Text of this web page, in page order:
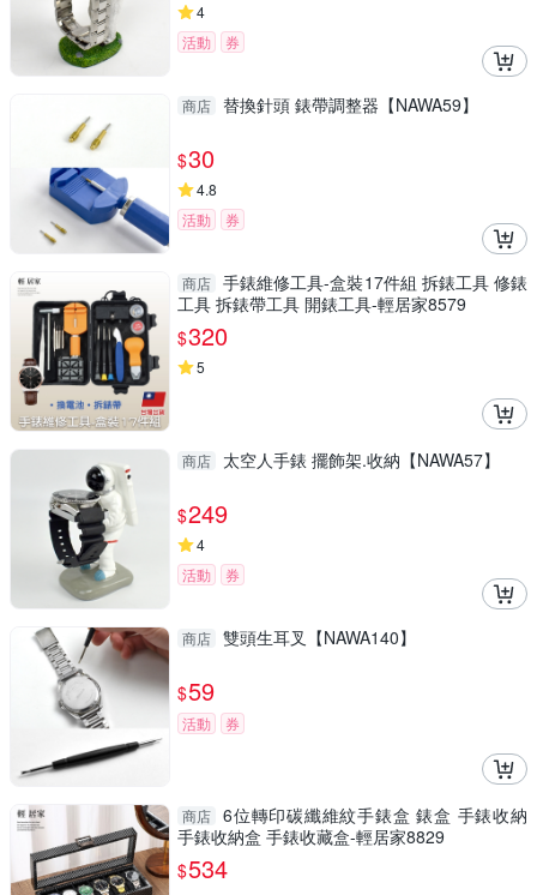
4
活動
券
商店 替換針頭 錶帶調整器【NAWA59】
$30
4.8
活動
券
商店 手錶維修工具-盒裝17件組 拆錶工具 修錶
工具 拆錶帶工具 開錶工具-輕居家8579
$320
5
商店 太空人手錶 擺飾架.收納【NAWA57】
$249
4
活動
券
商店 雙頭生耳叉【NAWA140】
$59
活動 券
商店 6位轉印碳纖維紋手錶盒 錶盒 手錶收納
手錶收納盒 手錶收藏盒-輕居家8829
$534